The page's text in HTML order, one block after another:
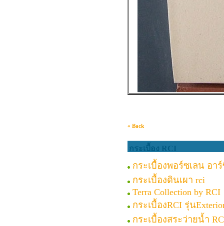
« Back
กระเบื้อง RCI
กระเบื้องพอร์ซเลน อา
กระเบื้องดินเผา rci
Terra Collection by RCI
กระเบื้องRCI รุ่น
กระเบื้องสระว่ายน้ำ